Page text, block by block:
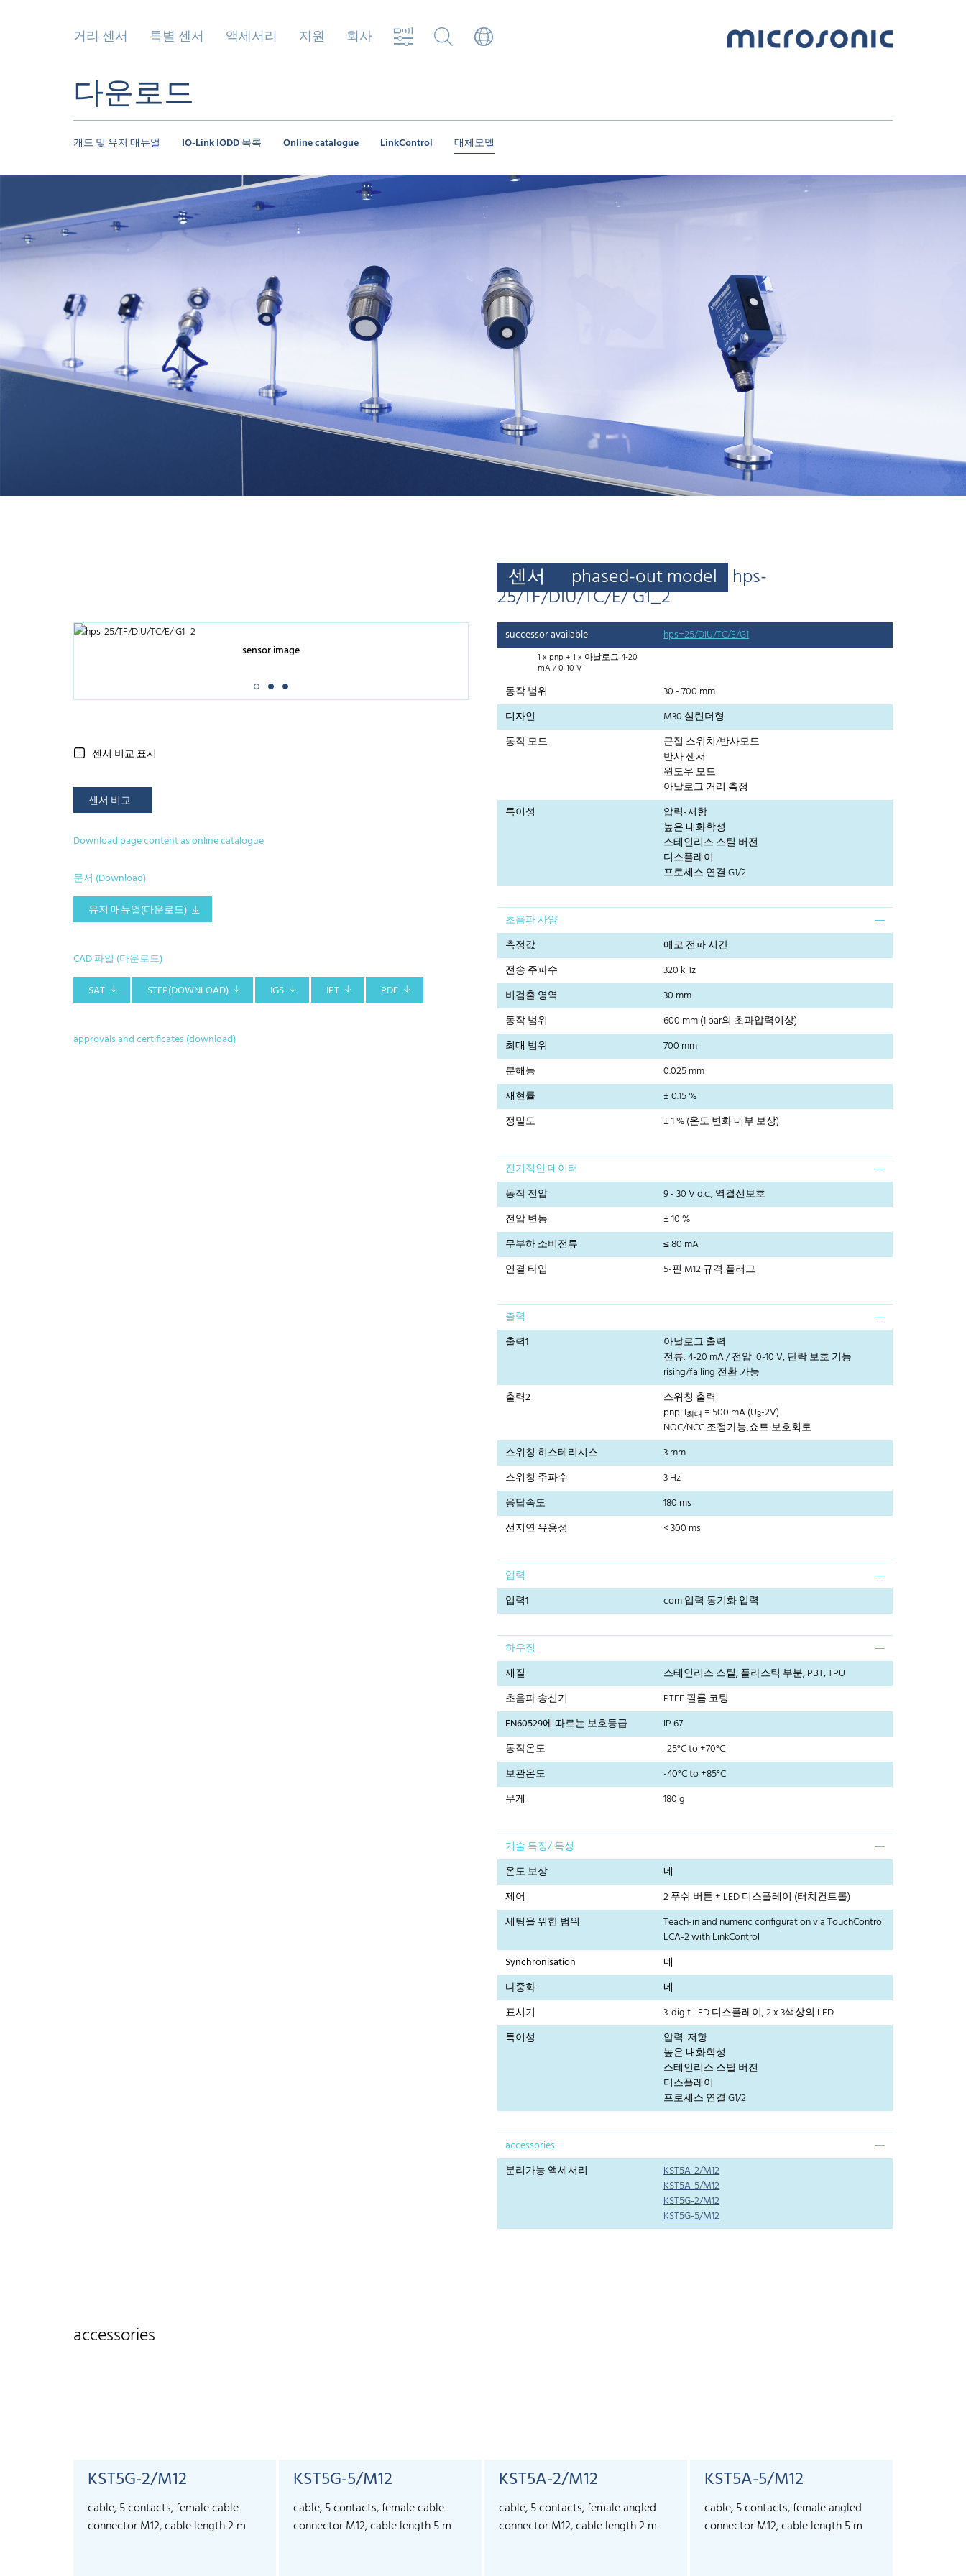
거리 센서 특별 센서 액세서리 지원 회사
다운로드
캐드 및 유저 매뉴얼 IO-Link IODD 목록 Online catalogue LinkControl 대체모델
센서 phased-out model hps-
25/TF/DIU/TC/E/ G1_2
sensor image
센서 비교 표시
센서 비교
Download page content as online catalogue
문서 (Download)
유저 매뉴얼(다운로드)
CAD 파일 (다운로드)
SAT
STEP(DOWNLOAD) IGS IPT PDF
approvals and certificates (download)
successor available hps+25/DIU/TC/E/G1
1 x pnp + 1 x 아날로그 4-20
mA / 0-10 V
동작 범위
30 - 700 mm
디자인
M30 실린더형
동작 모드
근접 스위치/반사모드
반사 센서
윈도우 모드
아날로그 거리 측정
특이성
압력-저항
높은 내화학성
스테인리스 스틸 버전
디스플레이
프로세스 연결 G1/2
초음파 사양
측정값
에코 전파 시간
전송 주파수
320 kHz
비검출 영역
30 mm
동작 범위
600 mm (1 bar의 초과압력이상)
최대 범위
700 mm
분해능
0.025 mm
재현률
± 0.15 %
정밀도
± 1 % (온도 변화 내부 보상)
전기적인 데이터
동작 전압
9 - 30 V d.c., 역결선보호
전압 변동
± 10 %
무부하 소비전류
≤ 80 mA
연결 타입
5-핀 M12 규격 플러그
출력
출력1
아날로그 출력
전류: 4-20 mA / 전압: 0-10 V, 단락 보호 기능
rising/falling 전환 가능
출력2
스위칭 출력
pnp: I최대 = 500 mA (UB-2V)
NOC/NCC 조정가능,쇼트 보호회로
스위칭 히스테리시스
3 mm
스위칭 주파수
3 Hz
응답속도
180 ms
선지연 유용성
< 300 ms
입력
입력1
com 입력 동기화 입력
하우징
재질
스테인리스 스틸, 플라스틱 부분, PBT, TPU
초음파 송신기
PTFE 필름 코팅
EN60529에 따르는 보호등급
IP 67
동작온도
-25°C to +70°C
보관온도
-40°C to +85°C
무게
180 g
기술 특징/ 특성
온도 보상
네
제어
2 푸쉬 버튼 + LED 디스플레이 (터치컨트롤)
세팅을 위한 범위
Teach-in and numeric configuration via TouchControl
LCA-2 with LinkControl
Synchronisation
네
다중화
네
표시기
3-digit LED 디스플레이, 2 x 3색상의 LED
특이성
압력-저항
높은 내화학성
스테인리스 스틸 버전
디스플레이
프로세스 연결 G1/2
accessories
분리가능 액세서리
KST5A-2/M12
KST5A-5/M12
KST5G-2/M12
KST5G-5/M12
accessories
KST5G-2/M12
cable, 5 contacts, female cable
connector M12, cable length 2 m
KST5G-5/M12
cable, 5 contacts, female cable
connector M12, cable length 5 m
KST5A-2/M12
cable, 5 contacts, female angled
connector M12, cable length 2 m
KST5A-5/M12
cable, 5 contacts, female angled
connector M12, cable length 5 m